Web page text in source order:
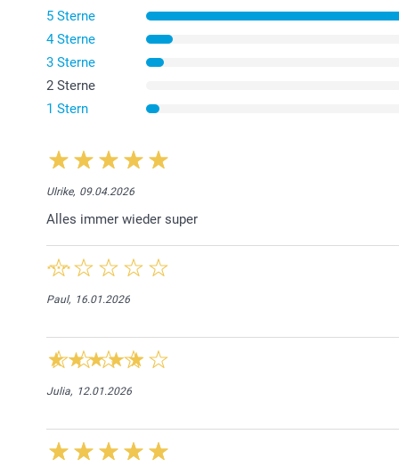
5 Sterne
4 Sterne
3 Sterne
2 Sterne
1 Stern
Ulrike, 09.04.2026
Alles immer wieder super
Paul, 16.01.2026
Julia, 12.01.2026